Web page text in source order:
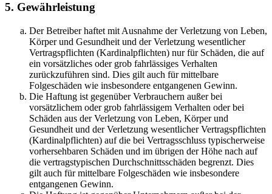
5. Gewährleistung
Der Betreiber haftet mit Ausnahme der Verletzung von Leben,
Körper und Gesundheit und der Verletzung wesentlicher
Vertragspflichten (Kardinalpflichten) nur für Schäden, die auf
ein vorsätzliches oder grob fahrlässiges Verhalten
zurückzuführen sind. Dies gilt auch für mittelbare
Folgeschäden wie insbesondere entgangenen Gewinn.
Die Haftung ist gegenüber Verbrauchern außer bei
vorsätzlichem oder grob fahrlässigem Verhalten oder bei
Schäden aus der Verletzung von Leben, Körper und
Gesundheit und der Verletzung wesentlicher Vertragspflichten
(Kardinalpflichten) auf die bei Vertragsschluss typischerweise
vorhersehbaren Schäden und im übrigen der Höhe nach auf
die vertragstypischen Durchschnittsschäden begrenzt. Dies
gilt auch für mittelbare Folgeschäden wie insbesondere
entgangenen Gewinn.